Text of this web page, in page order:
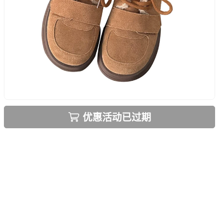
优惠活动已过期